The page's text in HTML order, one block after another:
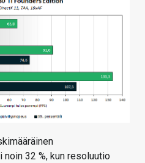
32 %, kun resoluutio